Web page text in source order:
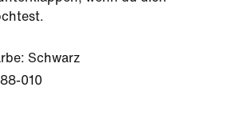
Schwarz
010